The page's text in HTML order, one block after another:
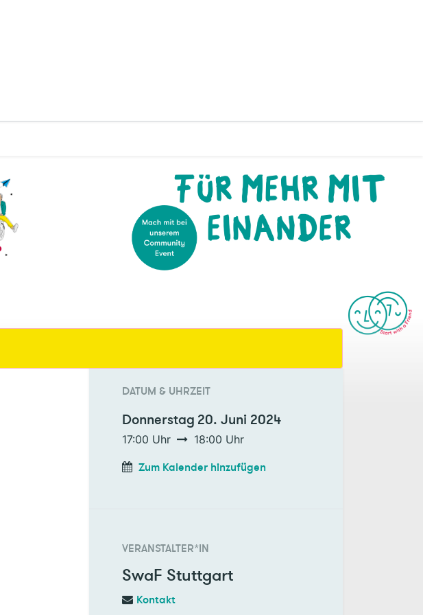
DATUM & UHRZEIT
Donnerstag 20. Juni 2024
17:00 Uhr 18:00 Uhr
Zum Kalender hinzufügen
VERANSTALTER*IN
SwaF Stuttgart
Kontakt